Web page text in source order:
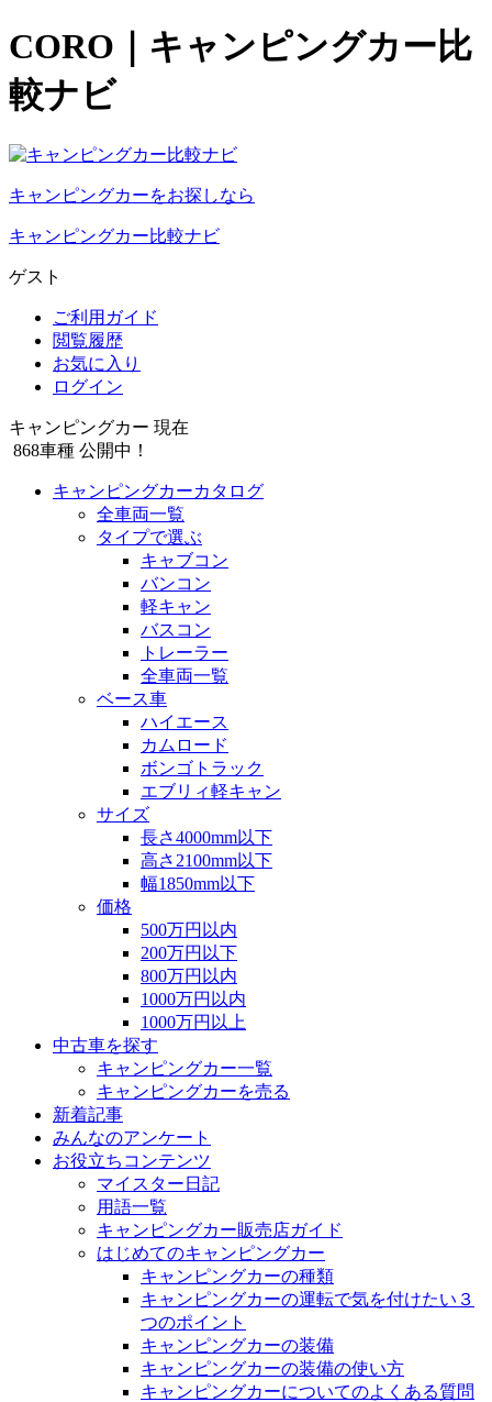
CORO｜キャンピングカー比
較ナビ
キャンピングカーをお探しなら
キャンピングカー比較ナビ
ゲスト
ご利用ガイド
閲覧履歴
お気に入り
ログイン
キャンピングカー 現在
868車種 公開中！
キャンピングカーカタログ
全車両一覧
タイプで選ぶ
キャブコン
バンコン
軽キャン
バスコン
トレーラー
全車両一覧
ベース車
ハイエース
カムロード
ボンゴトラック
エブリィ軽キャン
サイズ
長さ4000mm以下
高さ2100mm以下
幅1850mm以下
価格
500万円以内
200万円以下
800万円以内
1000万円以内
1000万円以上
中古車を探す
キャンピングカー一覧
キャンピングカーを売る
新着記事
みんなのアンケート
お役立ちコンテンツ
マイスター日記
用語一覧
キャンピングカー販売店ガイド
はじめてのキャンピングカー
キャンピングカーの種類
キャンピングカーの運転で気を付けたい３
つのポイント
キャンピングカーの装備
キャンピングカーの装備の使い方
キャンピングカーについてのよくある質問